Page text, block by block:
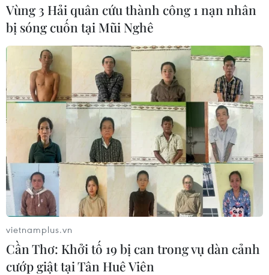
Vùng 3 Hải quân cứu thành công 1 nạn nhân
bị sóng cuốn tại Mũi Nghê
vietnamplus.vn
Cần Thơ: Khởi tố 19 bị can trong vụ dàn cảnh
cướp giật tại Tân Huê Viên